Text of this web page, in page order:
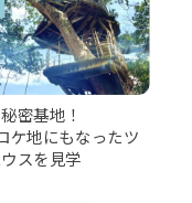
密基地！
ケ地にもなったツ
スを見学